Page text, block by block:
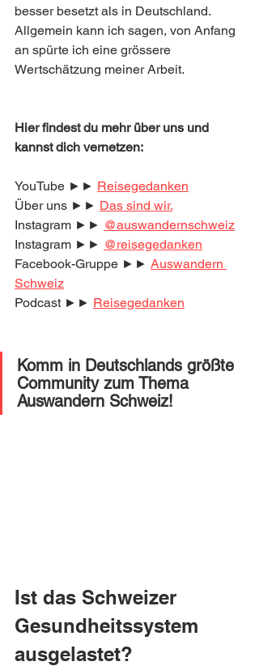
besser besetzt als in Deutschland.
Allgemein kann ich sagen, von Anfang
an spürte ich eine grössere
Wertschätzung meiner Arbeit.
Hier findest du mehr über uns und
kannst dich vernetzen:
YouTube ►► Reisegedanken
Über uns ►► Das sind wir.
Instagram ►► @auswandernschweiz
Instagram ►► @reisegedanken
Facebook-Gruppe ►► Auswandern
Schweiz
Podcast ►► Reisegedanken
Komm in Deutschlands größte
Community zum Thema
Auswandern Schweiz!
Ist das Schweizer
Gesundheitssystem
ausgelastet?